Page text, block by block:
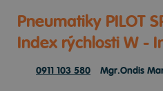
Pneumatiky PILOT
Index rýchlosti W -
0911 103 580 Mgr.Ondis